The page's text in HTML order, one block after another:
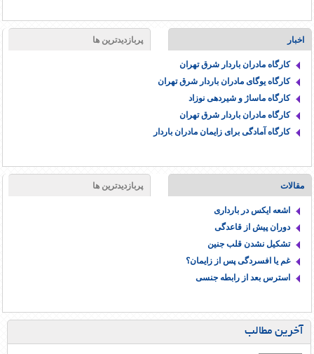
اخبار پربازدیدترین ها
کارگاه مادران باردار شرق تهران
کارگاه یوگای مادران باردار شرق تهران
کارگاه ماساژ و شیردهی نوزاد
کارگاه مادران باردار شرق تهران
کارگاه آمادگی برای زایمان مادران باردار
مقالات پربازدیدترین ها
اشعه ایکس در بارداری
دوران پیش از قاعدگی
تشکیل نشدن قلب جنین
غم یا افسردگی پس از زایمان؟
استرس بعد از رابطه جنسی
آخرین مطالب